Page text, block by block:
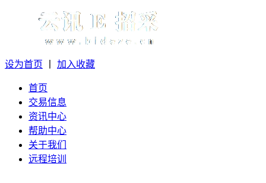
设为首页 加入收藏
首页
交易信息
资讯中心
帮助中心
关于我们
远程培训